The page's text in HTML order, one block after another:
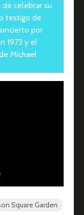
de celebrar su
testigo de
por
1973 y el
Michael
Square Garden